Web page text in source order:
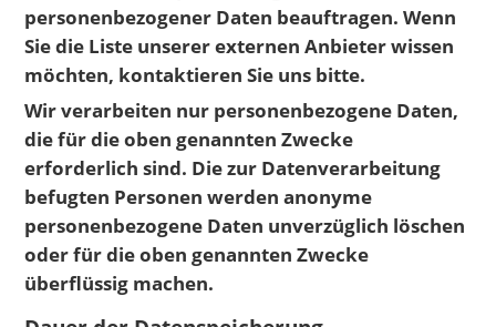
personenbezogener Daten beauftragen. Wenn
Sie die Liste unserer externen Anbieter wissen
möchten, kontaktieren Sie uns bitte.
Wir verarbeiten nur personenbezogene Daten,
die für die oben genannten Zwecke
erforderlich sind. Die zur Datenverarbeitung
befugten Personen werden anonyme
personenbezogene Daten unverzüglich löschen
oder für die oben genannten Zwecke
überflüssig machen.